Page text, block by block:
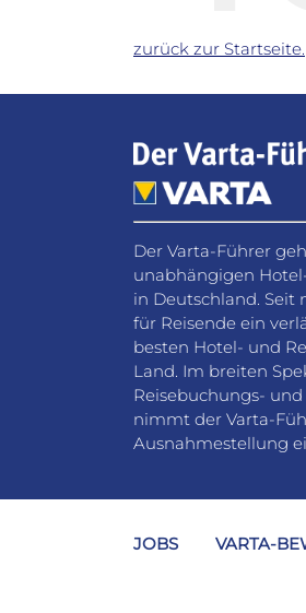
zurück zur Startseite.
Der Varta-Führer
unabhängigen
in Deutschland. Seit
für Reisende ein
besten Hotel- und
Land. Im breiten
Reisebuchungs-
nimmt der Varta-
Ausnahmestellung
JOBS VARTA-